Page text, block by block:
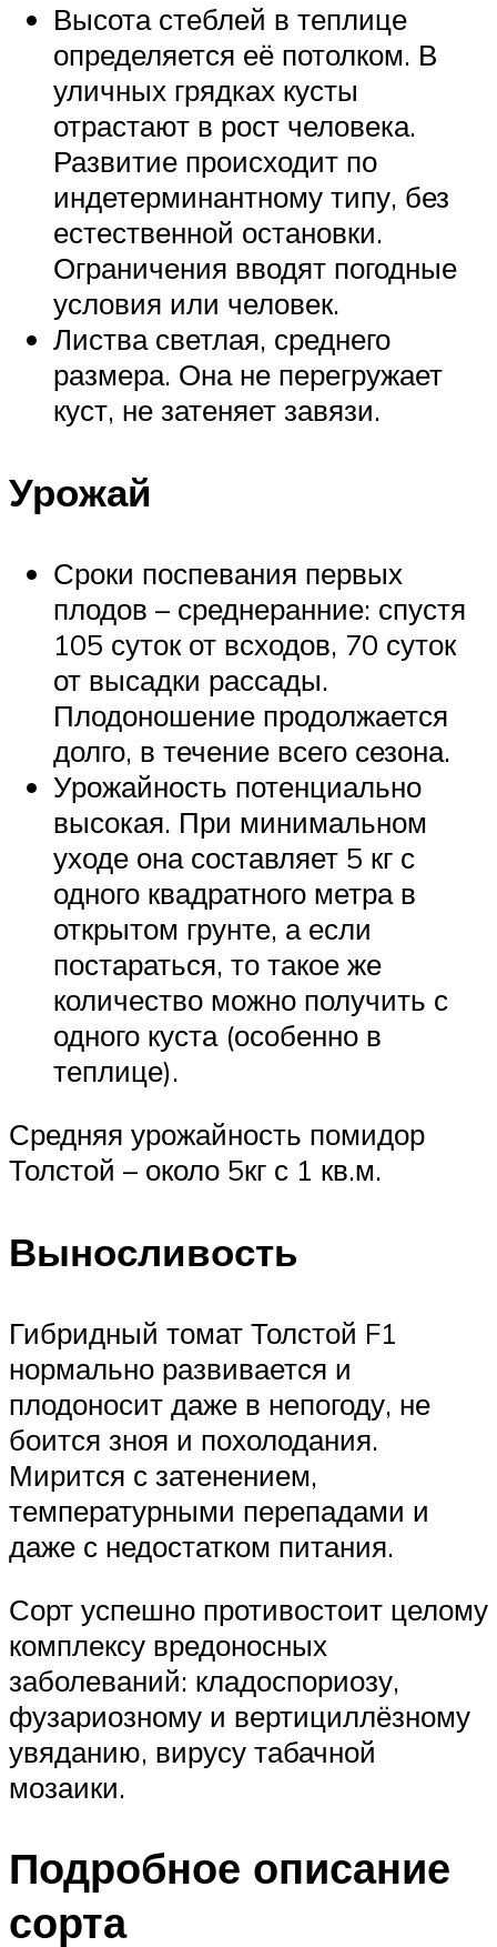
Высота стеблей в теплице
определяется её потолком. В
уличных грядках кусты
отрастают в рост человека.
Развитие происходит по
индетерминантному типу, без
естественной остановки.
Ограничения вводят погодные
условия или человек.
Листва светлая, среднего
размера. Она не перегружает
куст, не затеняет завязи.
Урожай
Сроки поспевания первых
плодов – среднеранние: спустя
105 суток от всходов, 70 суток
от высадки рассады.
Плодоношение продолжается
долго, в течение всего сезона.
Урожайность потенциально
высокая. При минимальном
уходе она составляет 5 кг с
одного квадратного метра в
открытом грунте, а если
постараться, то такое же
количество можно получить с
одного куста (особенно в
теплице).
Средняя урожайность помидор
Толстой – около 5кг с 1 кв.м.
Выносливость
Гибридный томат Толстой F1
нормально развивается и
плодоносит даже в непогоду, не
боится зноя и похолодания.
Мирится с затенением,
температурными перепадами и
даже с недостатком питания.
Сорт успешно противостоит целому
комплексу вредоносных
заболеваний: кладоспориозу,
фузариозному и вертициллёзному
увяданию, вирусу табачной
мозаики.
Подробное описание
сорта